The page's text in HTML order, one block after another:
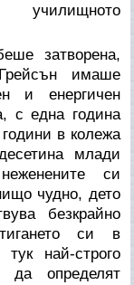
затворена,
имаше
и енергичен
с една година
в колежа
млади
си
чудно, дето
безкрайно
си в
най-строго
да определят